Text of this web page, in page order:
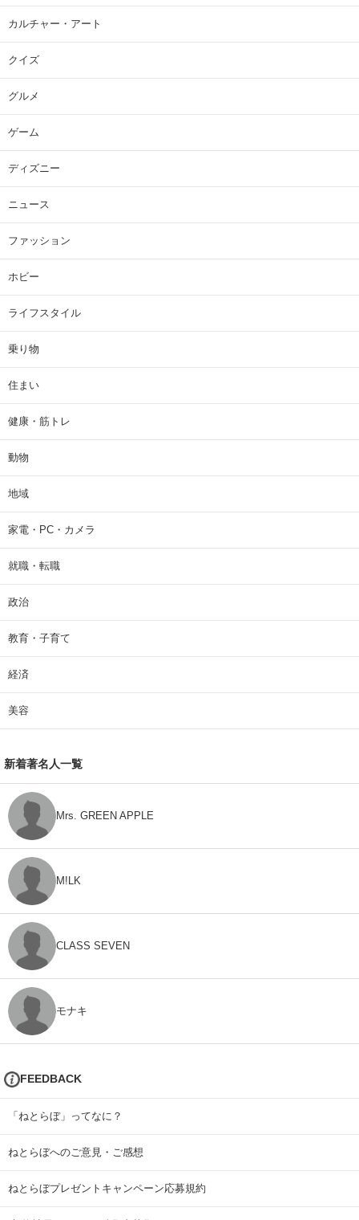
カルチャー・アート
クイズ
グルメ
ゲーム
ディズニー
ニュース
ファッション
ホビー
ライフスタイル
乗り物
住まい
健康・筋トレ
動物
地域
家電・PC・カメラ
就職・転職
政治
教育・子育て
経済
美容
新着著名人一覧
Mrs. GREEN APPLE
M!LK
CLASS SEVEN
モナキ
FEEDBACK
「ねとらぼ」ってなに？
ねとらぼへのご意見・ご感想
ねとらぼプレゼントキャンペーン応募規約